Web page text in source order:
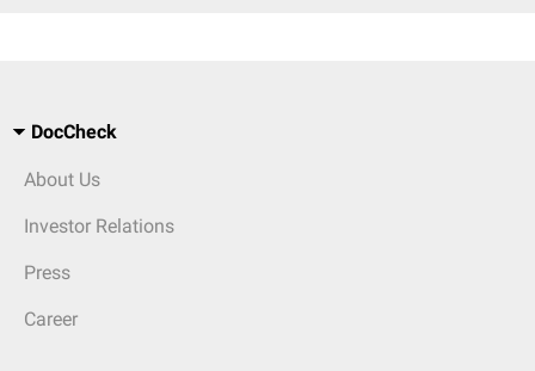
DocCheck
About Us
Investor Relations
Press
Career